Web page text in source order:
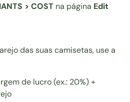
> COST na página Edit
das suas camisetas, use a
de lucro (ex.: 20%) +